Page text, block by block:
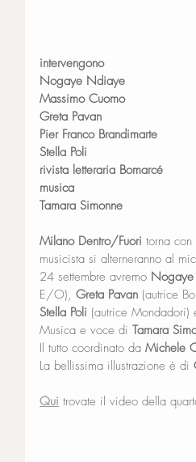
intervengono
Nogaye Ndiaye
Massimo Cuomo
Greta Pavan
Pier Franco Brandimarte
Stella Poli
rivista letteraria Bomarcé
musica
Tamara Simonne
Milano Dentro/Fuori torna
musicista si alterneranno al
24 settembre avremo
E/O), Greta Pavan (autrice
Stella Poli (autrice Mondadori)
Musica e voce di Tamara
Il tutto coordinato da Michele
La bellissima illustrazione è di
Qui trovate il video della